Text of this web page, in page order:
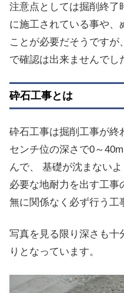
注意点としては掘削終了
に施工されている事や、
ことが必要だそうです
で確認は出来ませんでし
砕石工事とは
砕石工事は掘削工事が終
センチ位の深さで0～
んで、 基礎が沈まない
必要な地耐力を出す工
無に関係なく必ず行う工
写真を見る限り深さも十
りとなっています。